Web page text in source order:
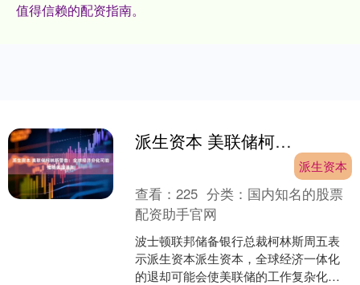
值得信赖的配资指南。
派生资本 美联储柯林斯警告：全球经济分化可能推高美国通胀
派生资本
查看：225 分类： 国内知名的股票
配资助手官网
波士顿联邦储备银行总裁柯林斯周五表
示派生资本派生资本，全球经济一体化
的退却可能会使美联储的工作复杂化派